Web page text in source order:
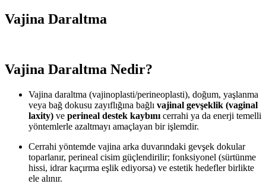
Vajina Daraltma
Vajina Daraltma Nedir?
Vajina daraltma (vajinoplasti/perineoplasti), doğum, yaşlanma
veya bağ dokusu zayıflığına bağlı vajinal gevşeklik (vaginal
laxity) ve perineal destek kaybını cerrahi ya da enerji temelli
yöntemlerle azaltmayı amaçlayan bir işlemdir.
Cerrahi yöntemde vajina arka duvarındaki gevşek dokular
toparlanır, perineal cisim güçlendirilir; fonksiyonel (sürtünme
hissi, idrar kaçırma eşlik ediyorsa) ve estetik hedefler birlikte
ele alınır.